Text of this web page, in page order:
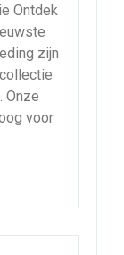
Ontdek
zijn
Onze
voor